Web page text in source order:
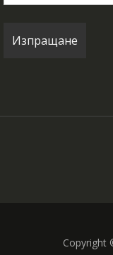
Copyright